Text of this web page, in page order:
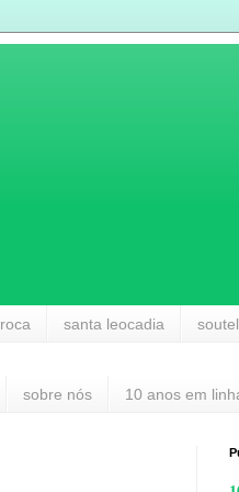
roca santa leocadia
sobre nós 10 anos em